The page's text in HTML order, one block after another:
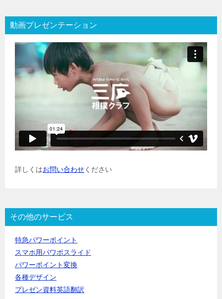
動画プレゼンテーション
詳しくはお問い合わせください
その他のサービス
特急パワーポイント
スマホ用パワポスライド
パワーポイント変換
各種デザイン
プレゼン資料英語翻訳